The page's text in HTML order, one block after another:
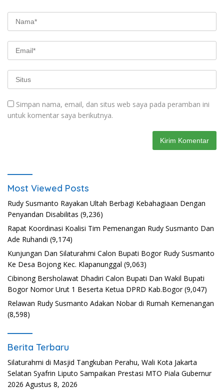
Simpan nama, email, dan situs web saya pada peramban ini
untuk komentar saya berikutnya.
Most Viewed Posts
Rudy Susmanto Rayakan Ultah Berbagi Kebahagiaan Dengan
Penyandan Disabilitas (9,236)
Rapat Koordinasi Koalisi Tim Pemenangan Rudy Susmanto Dan
Ade Ruhandi (9,174)
Kunjungan Dan Silaturahmi Calon Bupati Bogor Rudy Susmanto
Ke Desa Bojong Kec. Klapanunggal (9,063)
Cibinong Bersholawat Dhadiri Calon Bupati Dan Wakil Bupati
Bogor Nomor Urut 1 Beserta Ketua DPRD Kab.Bogor (9,047)
Relawan Rudy Susmanto Adakan Nobar di Rumah Kemenangan
(8,598)
Berita Terbaru
Silaturahmi di Masjid Tangkuban Perahu, Wali Kota Jakarta
Selatan Syafrin Liputo Sampaikan Prestasi MTO Piala Gubernur
2026 Agustus 8, 2026